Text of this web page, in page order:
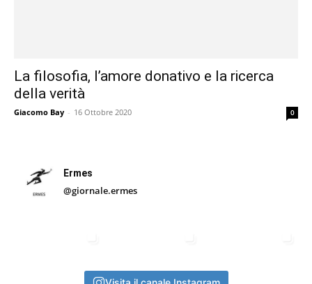
La filosofia, l’amore donativo e la ricerca
della verità
Giacomo Bay - 16 Ottobre 2020 0
Ermes
@giornale.ermes